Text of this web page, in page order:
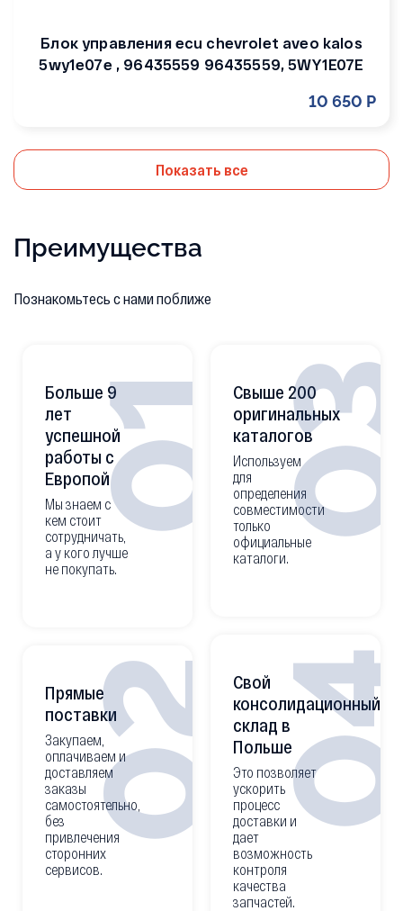
Блок управления ecu chevrolet aveo kalos
5wy1e07e , 96435559 96435559, 5WY1E07E
10 650 Р
Показать все
Преимущества
Познакомьтесь с нами поближе
01
Больше 9
лет
успешной
работы с
Европой
Мы знаем с
кем стоит
сотрудничать,
а у кого лучше
не покупать.
02
Прямые
поставки
Закупаем,
оплачиваем и
доставляем
заказы
самостоятельно,
без
привлечения
сторонних
сервисов.
Свыше 200
оригинальных
каталогов
Используем
для
определения
совместимости
только
официальные
каталоги.
Свой
консолидационный
склад в
Польше
Это позволяет
ускорить
процесс
доставки и
дает
возможность
контроля
качества
запчастей.